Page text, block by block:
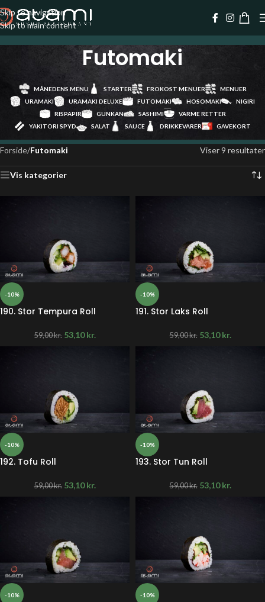
Skip to navigation
Skip to main content
Futomaki
MÅNEDENS MENU STARTER FROKOST MENUER
MENUER
URAMAKI
URAMAKI DELUXE FUTOMAKI HOSOMAKI
NIGIRI
RISPAPIR
GUNKAN SASHIMI
VARME RETTER
YAKITORI SPYD
SALAT SAUCE DRIKKEVARER GAVEKORT
Forside/Futomaki Viser 9 resultater
Vis kategorier
-10%
190. Stor Tempura Roll
59,00kr. 53,10kr.
-10%
191. Stor Laks Roll
59,00kr. 53,10kr.
-10%
192. Tofu Roll
59,00kr. 53,10kr.
-10%
193. Stor Tun Roll
59,00kr. 53,10kr.
-10% -10%